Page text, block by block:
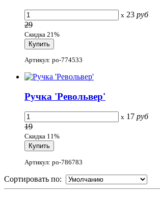
x 23 руб
29
Скидка 21%
Артикул: po-774533
Ручка 'Револьвер'
x 17 руб
19
Скидка 11%
Артикул: po-786783
Сортировать по: